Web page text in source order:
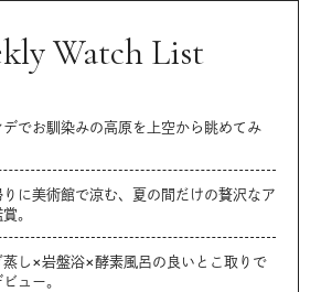
Watch List
デでお馴染みの高原を上空から眺めてみ
に美術館で涼む、夏の間だけの贅沢なア
。
蒸し×岩盤浴×酵素風呂の良いとこ取りで
ュー。